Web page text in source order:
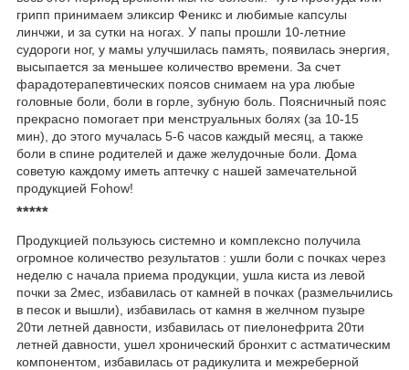
грипп принимаем эликсир Феникс и любимые капсулы
линчжи, и за сутки на ногах. У папы прошли 10-летние
судороги ног, у мамы улучшилась память, появилась энергия,
высыпается за меньшее количество времени. За счет
фарадотерапевтических поясов снимаем на ура любые
головные боли, боли в горле, зубную боль. Поясничный пояс
прекрасно помогает при менструальных болях (за 10-15
мин), до этого мучалась 5-6 часов каждый месяц, а также
боли в спине родителей и даже желудочные боли. Дома
советую каждому иметь аптечку с нашей замечательной
продукцией Fohow!
*****
Продукцией пользуюсь системно и комплексно получила
огромное количество результатов : ушли боли с почках через
неделю с начала приема продукции, ушла киста из левой
почки за 2мес, избавилась от камней в почках (размельчились
в песок и вышли), избавилась от камня в желчном пузыре
20ти летней давности, избавилась от пиелонефрита 20ти
летней давности, ушел хронический бронхит с астматическим
компонентом, избавилась от радикулита и межреберной